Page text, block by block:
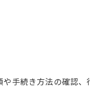
手続き方法の確認、